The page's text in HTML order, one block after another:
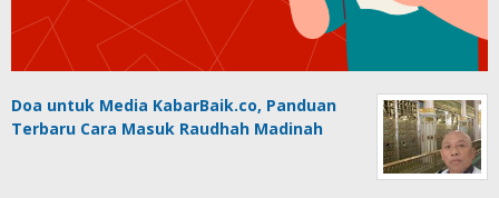
Doa untuk Media KabarBaik.co, Panduan
Terbaru Cara Masuk Raudhah Madinah